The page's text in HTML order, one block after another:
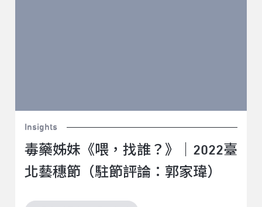
Insights
毒藥姊妹《喂，找誰？》｜2022臺
北藝穗節（駐節評論：郭家瑋）